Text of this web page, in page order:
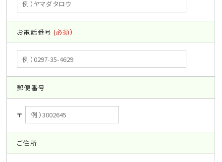
お電話番号 (必須）
郵便番号
〒
ご住所